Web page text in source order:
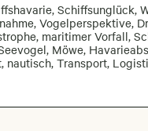
Schiffsunglück,
Vogelperspektive,
maritimer Vorfall,
Möwe,
Transport,